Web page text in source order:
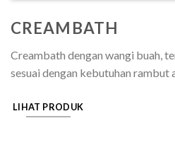
CREAMBATH
Creambath dengan wangi buah,
sesuai dengan kebutuhan rambut
LIHAT PRODUK